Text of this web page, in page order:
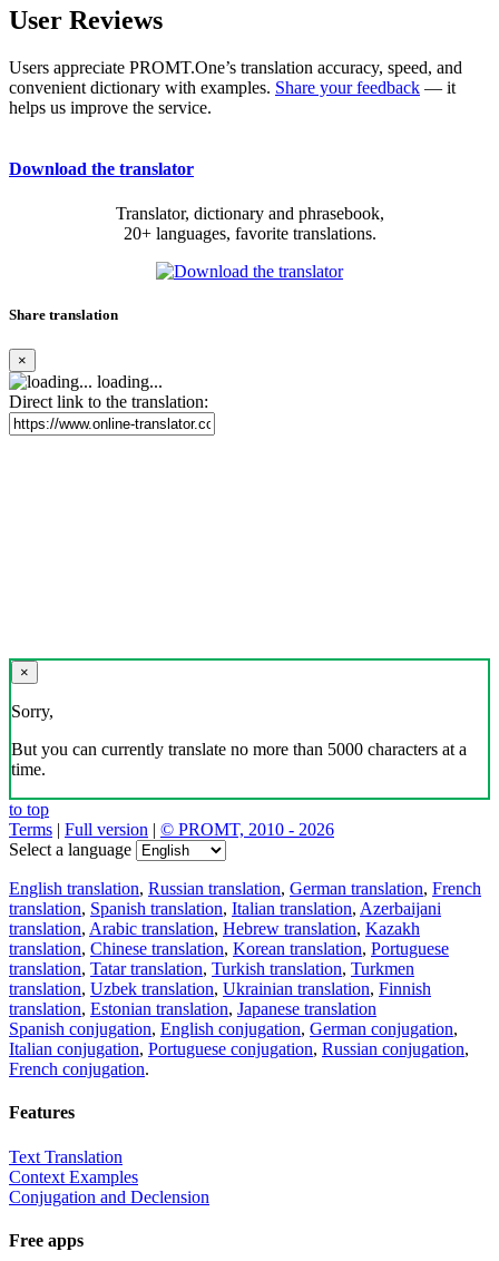
User Reviews
Users appreciate PROMT.One’s translation accuracy, speed, and
convenient dictionary with examples. Share your feedback — it
helps us improve the service.
Download the translator
Translator, dictionary and phrasebook,
20+ languages, favorite translations.
Share translation
×
loading...
Direct link to the translation:
×
Sorry,
But you can currently translate no more than 5000 characters at a
time.
to top
Terms | Full version | © PROMT, 2010 - 2026
Select a language
English translation, Russian translation, German translation, French
translation, Spanish translation, Italian translation, Azerbaijani
translation, Arabic translation, Hebrew translation, Kazakh
translation, Chinese translation, Korean translation, Portuguese
translation, Tatar translation, Turkish translation, Turkmen
translation, Uzbek translation, Ukrainian translation, Finnish
translation, Estonian translation, Japanese translation
Spanish conjugation, English conjugation, German conjugation,
Italian conjugation, Portuguese conjugation, Russian conjugation,
French conjugation.
Features
Text Translation
Context Examples
Conjugation and Declension
Free apps